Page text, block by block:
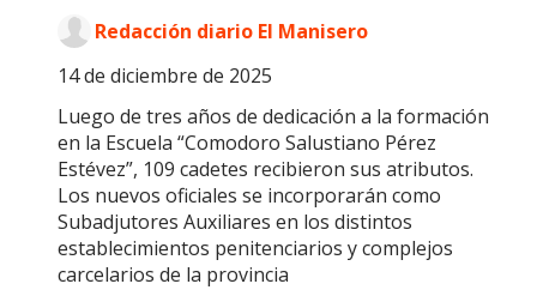
Luego de tres años de dedicación a la formación
en la Escuela “Comodoro Salustiano Pérez
Estévez”, 109 cadetes recibieron sus atributos.
Los nuevos oficiales se incorporarán como
Subadjutores Auxiliares en los distintos
establecimientos penitenciarios y complejos
carcelarios de la provincia
14 de diciembre de 2025
Redacción diario El Manisero